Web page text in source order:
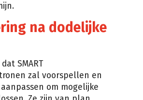
na dodelijke
SMART
zal voorspellen en
om mogelijke